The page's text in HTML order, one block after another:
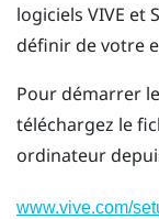
logiciels VIVE et
définir de votre
Pour démarrer
téléchargez le
ordinateur
www.vive.com/